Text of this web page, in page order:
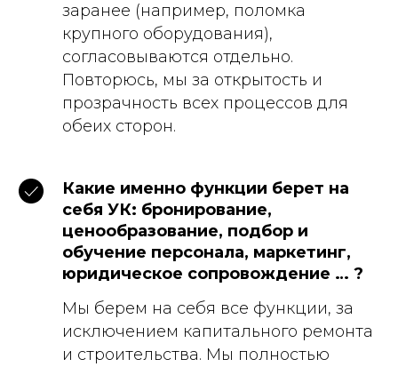
заранее (например, поломка
крупного оборудования),
согласовываются отдельно.
Повторюсь, мы за открытость и
прозрачность всех процессов для
обеих сторон.
Какие именно функции берет на
себя УК: бронирование,
ценообразование, подбор и
обучение персонала, маркетинг,
юридическое сопровождение … ?
Мы берем на себя все функции, за
исключением капитального ремонта
и строительства. Мы полностью